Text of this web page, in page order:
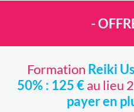
-
Formation Reiki
50% : 125 €au lieu
payer en